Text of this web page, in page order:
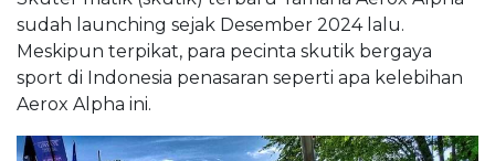
sudah launching sejak Desember 2024 lalu.
Meskipun terpikat, para pecinta skutik bergaya
sport di Indonesia penasaran seperti apa kelebihan
Aerox Alpha ini.